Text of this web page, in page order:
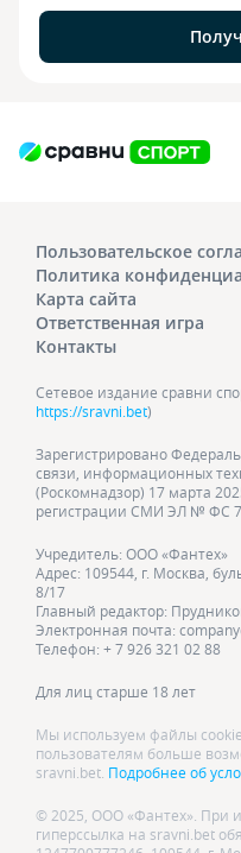
Пользовательское
Политика
Карта сайта
Ответственная игра
Контакты
Сетевое издание сравни
https://sravni.bet)
Зарегистрировано
связи, информационных
(Роскомнадзор) 17 марта
регистрации СМИ ЭЛ № ФС
Учредитель: ООО «Фантех»
Адрес: 109544, г. Москва,
8/17
Главный редактор:
Электронная почта:
Телефон: + 7 926 321 02 88
Для лиц старше 18 лет
Мы используем файлы
пользователям больше
sravni.bet. Подробнее об
© 2025, ООО «Фантех». При
гиперссылка на sravni.bet